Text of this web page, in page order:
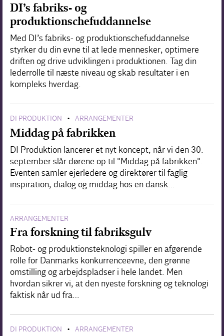
DI’s fabriks- og
produktionschefuddannelse
Med DI’s fabriks- og produktionschefuddannelse
styrker du din evne til at lede mennesker, optimere
driften og drive udviklingen i produktionen. Tag din
lederrolle til næste niveau og skab resultater i en
kompleks hverdag.
DI PRODUKTION • ARRANGEMENTER
Middag på fabrikken
DI Produktion lancerer et nyt koncept, når vi den 30.
september slår dørene op til "Middag på fabrikken".
Eventen samler ejerledere og direktører til faglig
inspiration, dialog og middag hos en dansk…
ARRANGEMENTER
Fra forskning til fabriksgulv
Robot- og produktionsteknologi spiller en afgørende
rolle for Danmarks konkurrenceevne, den grønne
omstilling og arbejdspladser i hele landet. Men
hvordan sikrer vi, at den nyeste forskning og teknologi
faktisk når ud fra…
DI PRODUKTION • ARRANGEMENTER